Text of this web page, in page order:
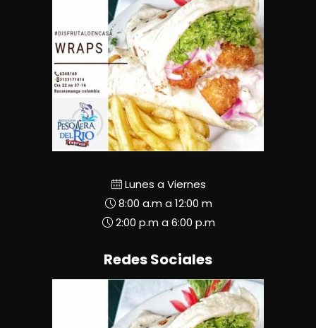
Lunes a Viernes
8:00 a.m a 12:00 m
2:00 p.m a 6:00 p.m
Redes Sociales